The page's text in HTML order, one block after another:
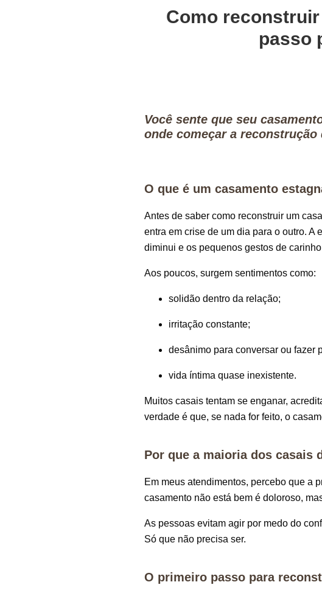
Como
passo
Você sente que seu
onde começar a reconstrução
O que é um casamento
Antes de saber como reconstruir um
entra em crise de um dia para o outro.
diminui e os pequenos gestos de
Aos poucos, surgem sentimentos como:
solidão dentro da relação;
irritação constante;
desânimo para conversar ou fazer
vida íntima quase inexistente.
Muitos casais tentam se enganar,
verdade é que, se nada for feito, o
Por que a maioria dos casais
Em meus atendimentos, percebo que a
casamento não está bem é doloroso,
As pessoas evitam agir por medo do
Só que não precisa ser.
O primeiro passo para